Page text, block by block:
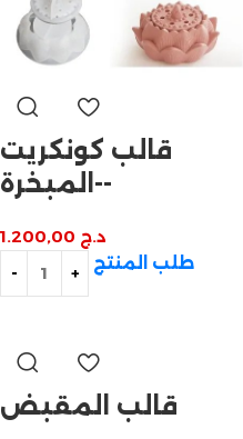
قالب كونكريت
-المبخرة-
د.ج
طلب المنتج
قالب المقبض